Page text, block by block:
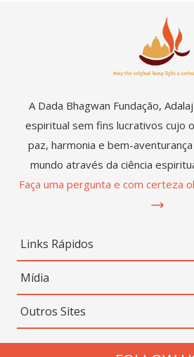
A Dada Bhagwan Fundação,
espiritual sem fins lucrativos cujo
paz, harmonia e bem-
mundo através da ciência
Faça uma pergunta e com certeza
Links Rápidos
Mídia
Outros Sites